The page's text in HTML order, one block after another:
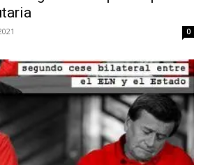
0